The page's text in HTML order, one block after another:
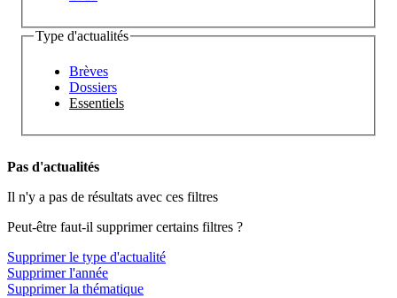
Type d'actualités
Brèves
Dossiers
Essentiels
Pas d'actualités
Il n'y a pas de résultats avec ces filtres
Peut-être faut-il supprimer certains filtres ?
Supprimer le type d'actualité
Supprimer l'année
Supprimer la thématique